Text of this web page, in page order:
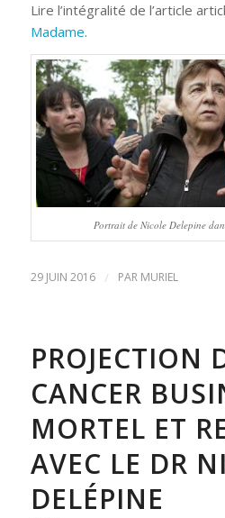
Lire l’intégralité de l’article
Madame.
Portrait de Nicole Delepine
29 JUIN 2016 / PAR MURIEL
PROJECTION
CANCER
MORTEL ET
AVEC LE DR
DELÉPINE